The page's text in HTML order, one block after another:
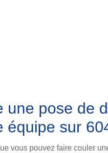
une pose de
équipe sur
vous pouvez faire couler